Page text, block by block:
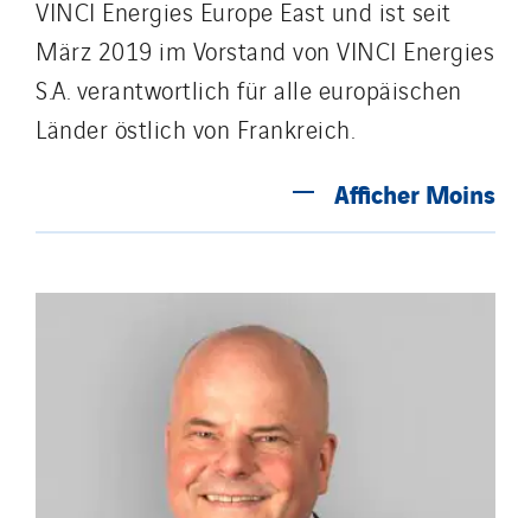
VINCI Energies Europe East und ist seit
März 2019 im Vorstand von VINCI Energies
S.A. verantwortlich für alle europäischen
Länder östlich von Frankreich.
AfficherMoins